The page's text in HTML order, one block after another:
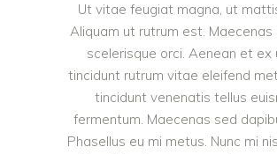
Ut vitae feugiat magna, ut
Aliquam ut rutrum est.
scelerisque orci. Aenean et ex
tincidunt rutrum vitae eleifend
tincidunt venenatis tellus
fermentum. Maecenas sed
Phasellus eu mi metus. Nunc mi